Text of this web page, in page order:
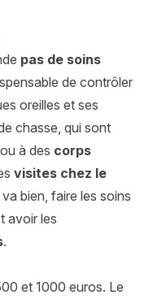
pas de soins
de contrôler
oreilles et ses
chasse, qui sont
à des corps
visites chez le
bien, faire les soins
avoir les
.
et 1000 euros. Le